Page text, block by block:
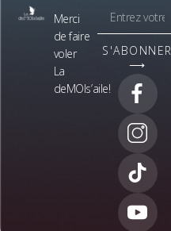
Merci
de faire
voler
La
deMOIs’aile!
S'ABONNER
⟶